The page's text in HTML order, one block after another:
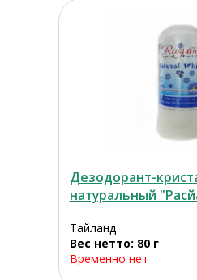
Дезодорант-
натуральный
Тайланд
Вес нетто: 80 г
Временно нет